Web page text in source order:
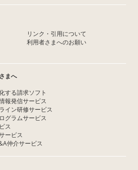
リンク・引用について
利用者さまへのお願い
まへ
する請求ソフト
報発信サービス
イン研修サービス
グラムサービス
ス
ービス
仲介サービス